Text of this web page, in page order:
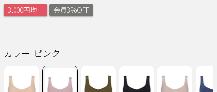
3,000円均一 会員3%OFF
カラー: ピンク